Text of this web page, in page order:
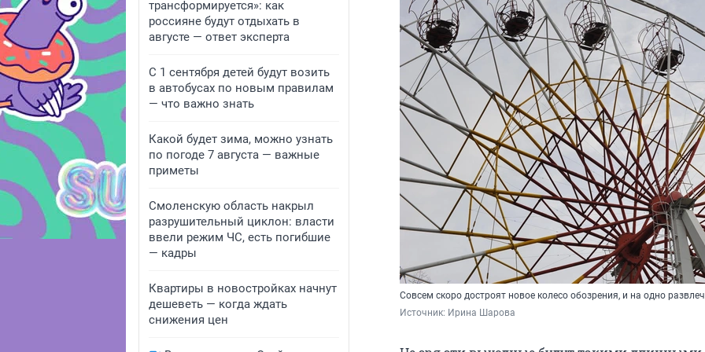
трансформируется»: как
россияне будут отдыхать в
августе — ответ эксперта
С 1 сентября детей будут возить
в автобусах по новым правилам
— что важно знать
Какой будет зима, можно узнать
по погоде 7 августа — важные
приметы
Смоленскую область накрыл
разрушительный циклон: власти
ввели режим ЧС, есть погибшие
— кадры
Квартиры в новостройках начнут
дешеветь — когда ждать
снижения цен
Совсем скоро достроят новое колесо обозрения, и на одно
Источник: Ирина Шарова